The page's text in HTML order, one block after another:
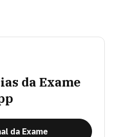
da Exame
da Exame